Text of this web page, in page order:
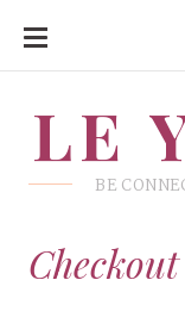
ALLER
CONTENU
LE
BE
LE
Checkout